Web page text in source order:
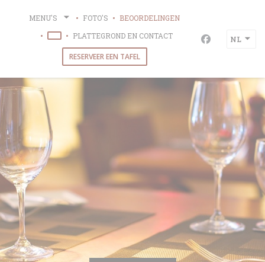
MENU'S FOTO'S BEOORDELINGEN
((OPENT IN EEN NIEUW VENSTER))
PLATTEGROND EN CONTACT
RESERVEER EEN TAFEL
Facebook
NL